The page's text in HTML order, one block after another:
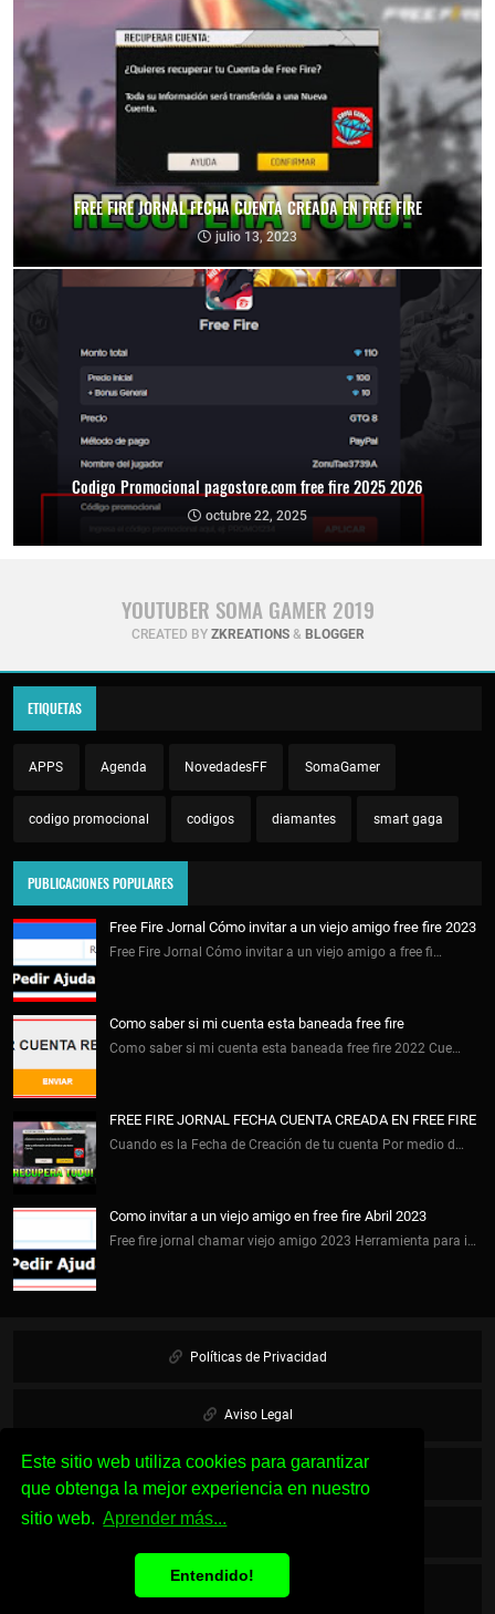
Este sitio web utiliza cookies para garantizar
que obtenga la mejor experiencia en nuestro
sitio web. Aprender más...
Entendido!
FREE FIRE JORNAL FECHA CUENTA CREADA EN FREE FIRE
julio 13, 2023
Codigo Promocional pagostore.com free fire 2025 2026
octubre 22, 2025
YOUTUBER SOMA GAMER 2019
CREATED BY ZKREATIONS& BLOGGER
ETIQUETAS
APPS Agenda NovedadesFF SomaGamer
codigo promocional codigos diamantes smart gaga
PUBLICACIONES POPULARES
Free Fire Jornal Cómo invitar a un viejo amigo free fire 2023
Free Fire Jornal Cómo invitar a un viejo amigo a free fi…
Como saber si mi cuenta esta baneada free fire
Como saber si mi cuenta esta baneada free fire 2022 Cue…
FREE FIRE JORNAL FECHA CUENTA CREADA EN FREE FIRE
Cuando es la Fecha de Creación de tu cuenta Por medio d…
Como invitar a un viejo amigo en free fire Abril 2023
Free fire jornal chamar viejo amigo 2023 Herramienta para i…
Políticas de Privacidad
Aviso Legal
Cookies